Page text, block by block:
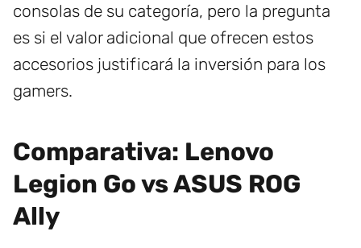
consolas de su categoría, pero la pregunta
es si el valor adicional que ofrecen estos
accesorios justificará la inversión para los
gamers.
Comparativa: Lenovo
Legion Go vs ASUS ROG
Ally